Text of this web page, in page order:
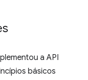
a API
básicos